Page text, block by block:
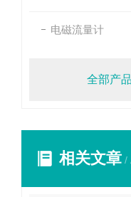
电磁流量计
全部产
相关文章 /